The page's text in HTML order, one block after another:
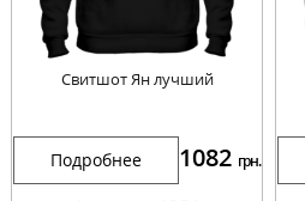
Свитшот Ян лучший
Подробнее 1082 грн.